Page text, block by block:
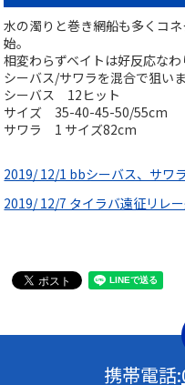
水の濁りと巻き網船も多くコ
始。
相変わらずベイトは好反応な
シーバス/サワラを混合で狙い
シーバス 12ヒット
サイズ 35-40-45-50/55cm
サワラ 1 サイズ82cm
2019/ 12/1 bbシーバス、サワ
2019/ 12/7 タイラバ遠征リレ
携帯電話: